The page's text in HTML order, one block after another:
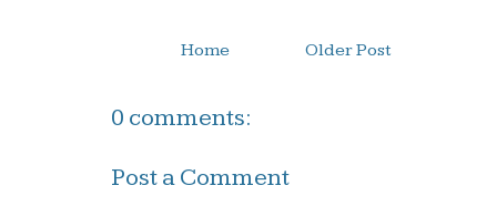
Older Post
Home
0 comments:
Post a Comment